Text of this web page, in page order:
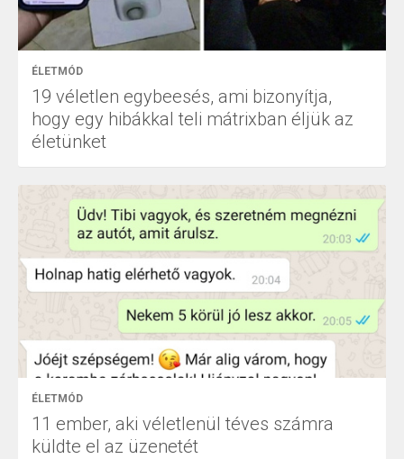
ÉLETMÓD
19 véletlen egybeesés, ami bizonyítja,
hogy egy hibákkal teli mátrixban éljük az
életünket
ÉLETMÓD
11 ember, aki véletlenül téves számra
küldte el az üzenetét